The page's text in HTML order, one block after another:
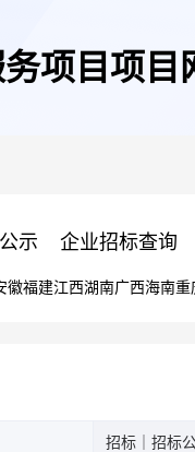
项目项目
示 企业招标查询
徽福建江西湖南广西海南重
招标｜招标